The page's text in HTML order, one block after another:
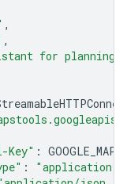
,
,
for planning
Key" :
:
"application/